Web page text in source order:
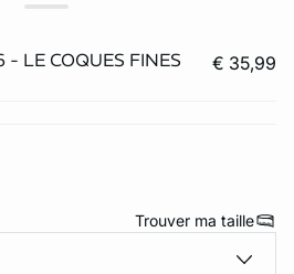
LE COQUES FINES
€ 35,99
Trouver ma taille